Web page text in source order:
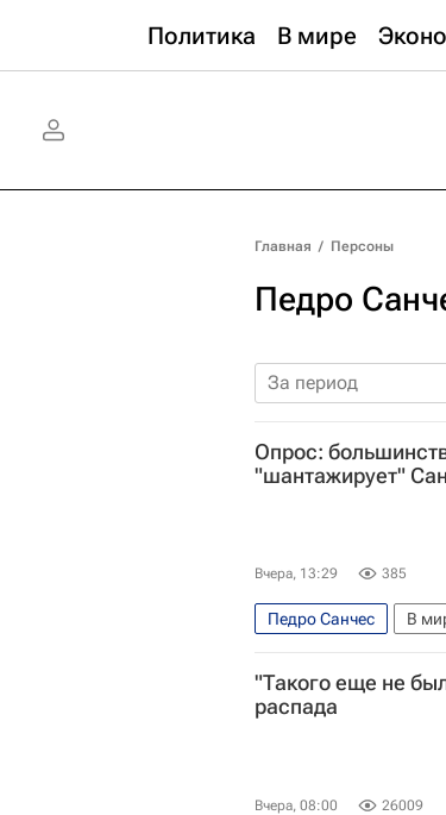
Политика В мире
Главная / Персоны
Педро
За период
Опрос:
"шантажирует"
Вчера, 13:29 385
Педро Санчес В
Наплыв мигрантов в
"Такого еще не
распада
Вчера, 08:00 26009